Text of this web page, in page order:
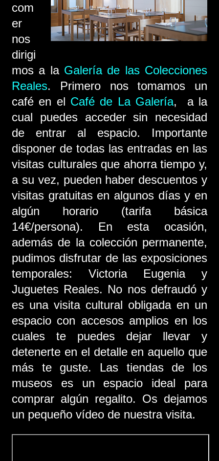
com
er
nos
dirigi
mos a la Galería de las Colecciones
Reales. Primero nos tomamos un
café en el Café de La Galería, a la
cual puedes acceder sin necesidad
de entrar al espacio. Importante
disponer de todas las entradas en las
visitas culturales que ahorra tiempo y,
a su vez, pueden haber descuentos y
visitas gratuitas en algunos días y en
algún horario (tarifa básica
14€/persona). En esta ocasión,
además de la colección permanente,
pudimos disfrutar de las exposiciones
temporales: Victoria Eugenia y
Juguetes Reales. No nos defraudó y
es una visita cultural obligada en un
espacio con accesos amplios en los
cuales te puedes dejar llevar y
detenerte en el detalle en aquello que
más te guste. Las tiendas de los
museos es un espacio ideal para
comprar algún regalito. Os dejamos
un pequeño vídeo de nuestra visita.